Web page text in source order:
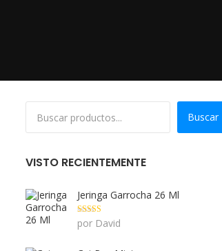
Buscar
VISTO RECIENTEMENTE
Jeringa Garrocha 26 Ml
Valorado con
5 de 5
por David